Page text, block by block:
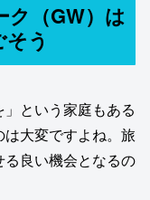
ク（GW）は
う
」という家庭もある
大変ですよね。旅
良い機会となるの